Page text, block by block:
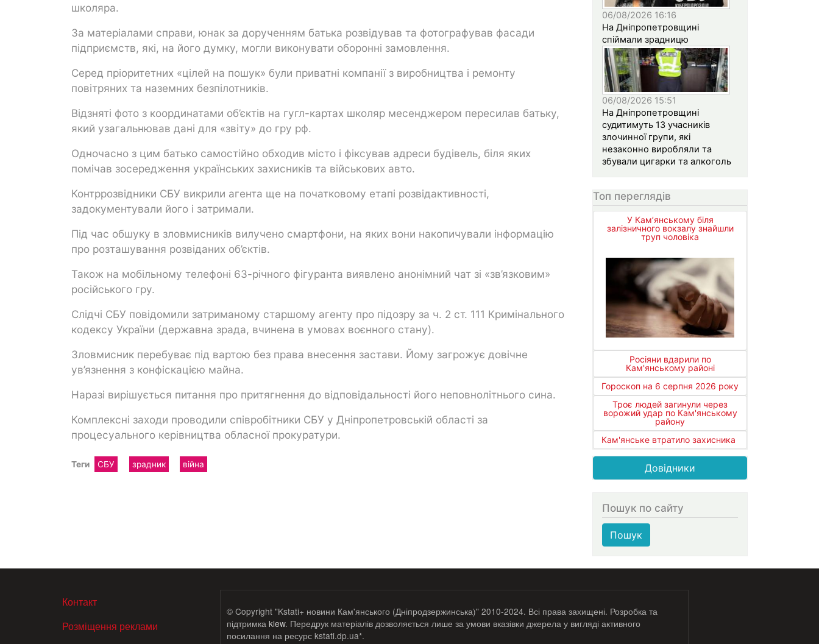
школяра.
За матеріалами справи, юнак за дорученням батька розвідував та фотографував фасади
підприємств, які, на його думку, могли виконувати оборонні замовлення.
Серед пріоритетних «цілей на пошук» були приватні компанії з виробництва і ремонту
повітряних та наземних безпілотників.
Відзняті фото з координатами об’єктів на гугл-картах школяр месенджером пересилав батьку,
який узагальнював дані для «звіту» до гру рф.
Одночасно з цим батько самостійно обходив місто і фіксував адреси будівель, біля яких
помічав зосередження українських захисників та військових авто.
Контррозвідники СБУ викрили агента ще на початковому етапі розвідактивності,
задокументували його і затримали.
Під час обшуку в зловмисників вилучено смартфони, на яких вони накопичували інформацію
про розташування розвіданих об’єктів.
Також на мобільному телефоні 63-річного фігуранта виявлено анонімний чат зі «зв’язковим»
російського гру.
Слідчі СБУ повідомили затриманому старшому агенту про підозру за ч. 2 ст. 111 Кримінального
кодексу України (державна зрада, вчинена в умовах воєнного стану).
Зловмисник перебуває під вартою без права внесення застави. Йому загрожує довічне
ув’язнення з конфіскацією майна.
Наразі вирішується питання про притягнення до відповідальності його неповнолітнього сина.
Комплексні заходи проводили співробітники СБУ у Дніпропетровській області за
процесуального керівництва обласної прокуратури.
Теги СБУ зрадник війна
06/08/2026 16:16
На Дніпропетровщині
спіймали зрадницю
06/08/2026 15:51
На Дніпропетровщині
судитимуть 13 учасників
злочинної групи, які
незаконно виробляли та
збували цигарки та алкоголь
Топ переглядів
У Кам’янському біля
залізничного вокзалу знайшли
труп чоловіка
Росіяни вдарили по
Кам'янському районі
Гороскоп на 6 серпня 2026 року
Троє людей загинули через
ворожий удар по Кам'янському
району
Кам'янське втратило захисника
Довідники
Пошук по сайту
Пошук
МЕНЮ В ПОДВАЛЕ
Контакт
Розміщення реклами
© Copyright "Kstati+ новини Кам'янського (Дніпродзержинська)" 2010-2024. Всі права захищені. Розробка та
підтримка klew. Передрук матеріалів дозволяється лише за умови вказівки джерела у вигляді активного
посилання на ресурс kstati.dp.ua*.